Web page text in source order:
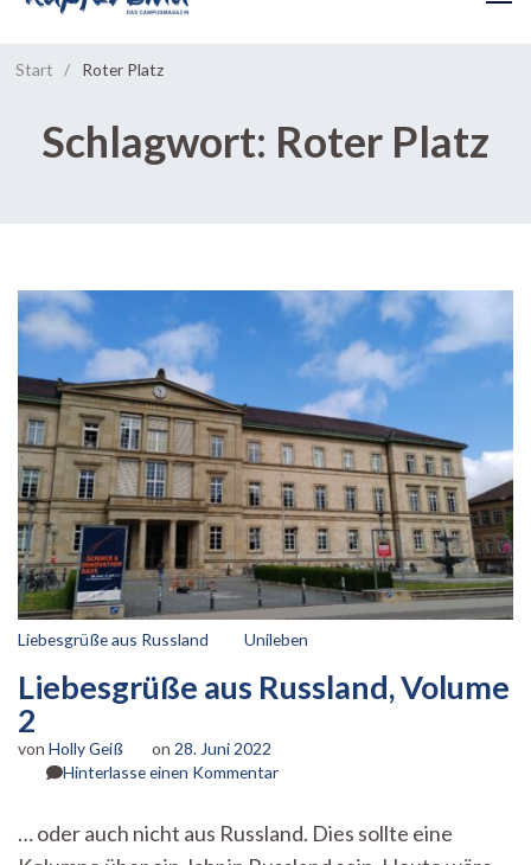
Start / Roter Platz
Schlagwort: Roter Platz
Liebesgrüße aus Russland Unileben
Liebesgrüße aus Russland, Volume
2
von Holly Geiß on 28. Juni 2022
Hinterlasse einen Kommentarzu
Russland,
… oder auch nicht aus Russland. Dies sollte eine